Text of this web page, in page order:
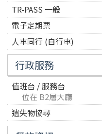
TR-PASS 一般
電子定期票
人車同行 (自行車)
行政服務
值班台 / 服務台
位在 B2層大廳
遺失物協尋